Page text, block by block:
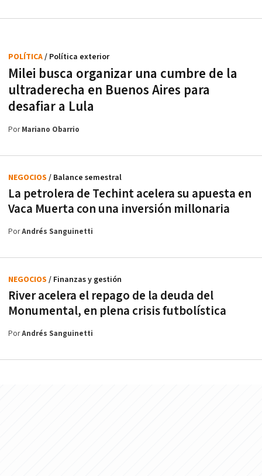
Milei busca organizar una cumbre de la
ultraderecha en Buenos Aires para
desafiar a Lula
POLÍTICA/ Política exterior
PorMariano Obarrio
La petrolera de Techint acelera su apuesta en
Vaca Muerta con una inversión millonaria
NEGOCIOS / Balance semestral
PorAndrés Sanguinetti
River acelera el repago de la deuda del
Monumental, en plena crisis futbolística
NEGOCIOS / Finanzas y gestión
PorAndrés Sanguinetti